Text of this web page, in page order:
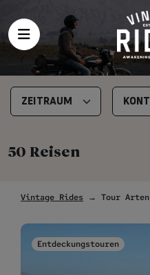
50 Reisen
Vintage Rides → Tour Arten
Entdeckungstouren